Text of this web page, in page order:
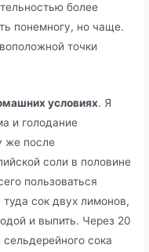
более
понемногу, но чаще.
точки
условиях. Я
и голодание
же после
соли в половине
пользоваться
сок двух лимонов,
и выпить. Через 20
сока